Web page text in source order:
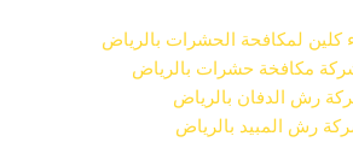
كلين لمكافحة الحشرات بالرياض
مكافخة حشرات بالرياض
رش الدفان بالرياض
رش المبيد بالرياض